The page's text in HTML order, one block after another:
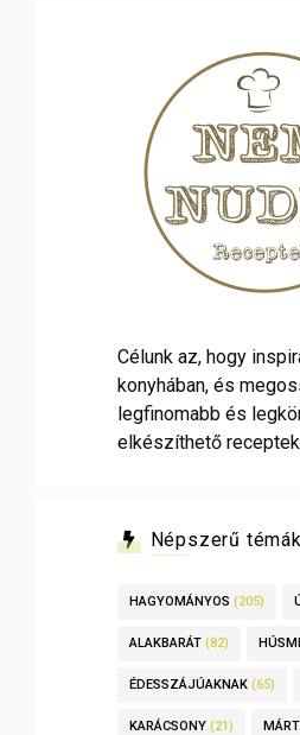
Célunk az, hogy
konyhában, és
legfinomabb és
elkészíthető
Népszerű témák
HAGYOMÁNYOS (205)
ALAKBARÁT (82)
ÉDESSZÁJÚAKNAK (65)
KARÁCSONY (21)